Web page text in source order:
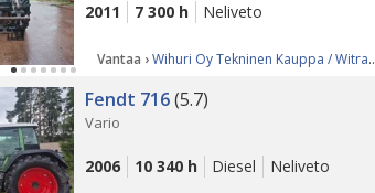
2011 7 300 h Neliveto
Vantaa ›Wihuri Oy Tekninen Kauppa / Witraktor
Fendt 716(5.7)
Vario
2006 10 340 h Diesel Neliveto